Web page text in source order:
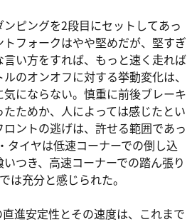
ピングを2段目にセットしてあっ
フォークはやや堅めだが、堅すぎ
い方をすれば、もっと速く走れば
のオンオフに対する挙動変化は、
にならない。慎重に前後ブレーキ
ためか、人によっては感じたとい
ントの逃げは、許せる範囲であっ
タイヤは低速コーナーでの倒し込
つき、高速コーナーでの踏ん張り
は充分と感じられた。
進安定性とその速度は、これまで